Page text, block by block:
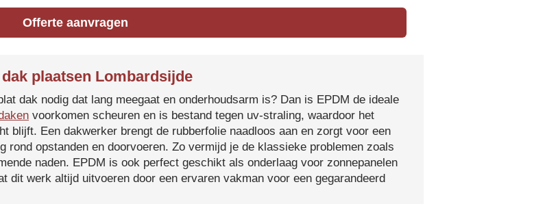
Offerte aanvragen
plaatsen Lombardsijde
dak nodig dat lang meegaat en onderhoudsarm is? Dan is EPDM de ideale
voorkomen scheuren en is bestand tegen uv-straling, waardoor het
blijft. Een dakwerker brengt de rubberfolie naadloos aan en zorgt voor een
rond opstanden en doorvoeren. Zo vermijd je de klassieke problemen zoals
naden. EPDM is ook perfect geschikt als onderlaag voor zonnepanelen
dit werk altijd uitvoeren door een ervaren vakman voor een gegarandeerd